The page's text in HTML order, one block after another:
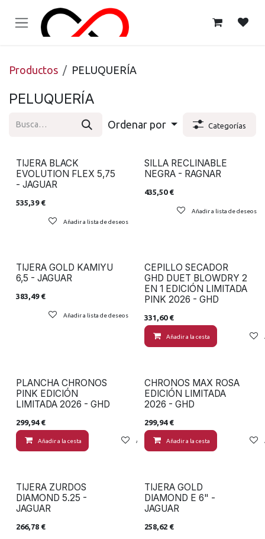
Productos PELUQUERÍA
PELUQUERÍA
Ordenar por Categorías
TIJERA BLACK
EVOLUTION FLEX 5,75
- JAGUAR
535,39€
Añadir a lista de deseos
SILLA RECLINABLE
NEGRA - RAGNAR
435,50€
Añadir a lista de deseos
TIJERA GOLD KAMIYU
6,5 - JAGUAR
383,49€
Añadir a lista de deseos
CEPILLO SECADOR
GHD DUET BLOWDRY 2
EN 1 EDICIÓN LIMITADA
PINK 2026 - GHD
331,60€
Añadir a la cesta
PLANCHA CHRONOS
PINK EDICIÓN
LIMITADA 2026 - GHD
299,94€
Añadir a la cesta Añadir a lista de deseos
CHRONOS MAX ROSA
EDICIÓN LIMITADA
2026 - GHD
299,94€
Añadir a la cesta
TIJERA ZURDOS
DIAMOND 5.25 -
JAGUAR
266,78 €
TIJERA GOLD
DIAMOND E 6" -
JAGUAR
258,62€